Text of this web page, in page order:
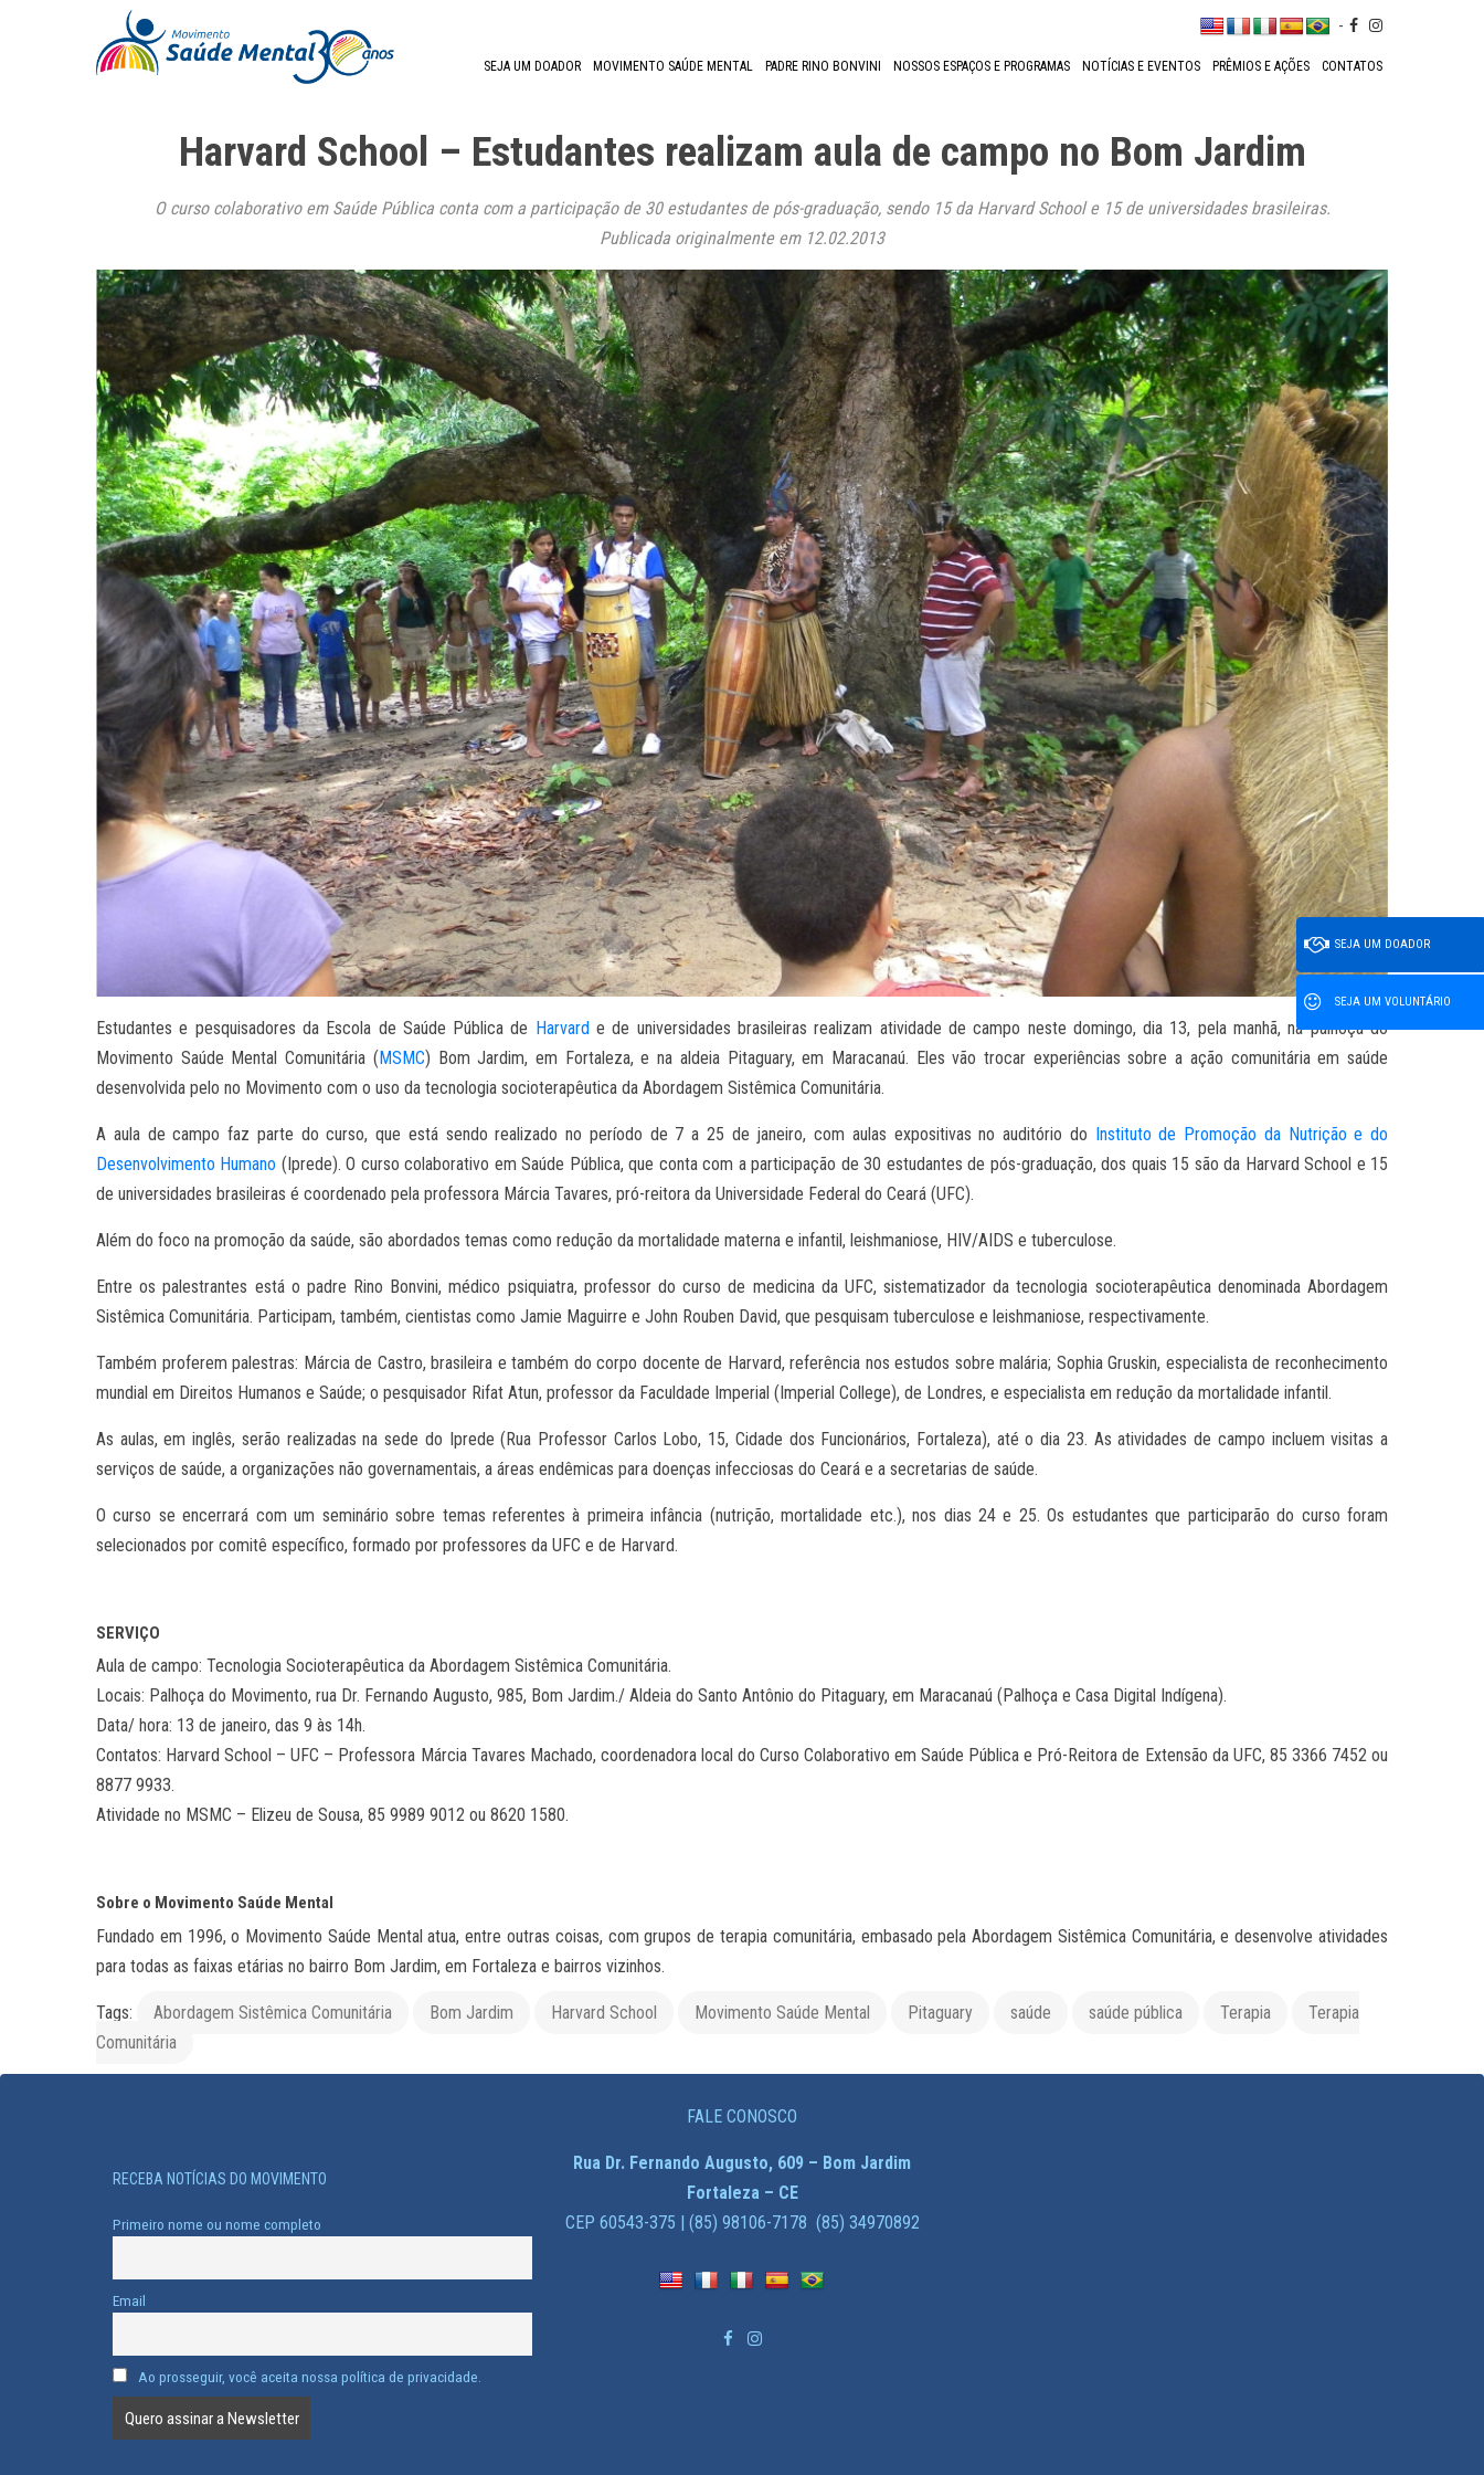
-
SEJA UM DOADOR MOVIMENTO SAÚDE MENTAL PADRE RINO BONVINI NOSSOS ESPAÇOS E PROGRAMAS NOTÍCIAS E EVENTOS PRÊMIOS E AÇÕES CONTATOS
Harvard School – Estudantes realizam aula de campo no Bom Jardim
O curso colaborativo em Saúde Pública conta com a participação de 30 estudantes de pós-graduação, sendo 15 da Harvard School e 15 de universidades brasileiras.
Publicada originalmente em 12.02.2013
Estudantes e pesquisadores da Escola de Saúde Pública de Harvarde de universidades brasileiras realizam atividade de campo neste domingo, dia 13, pela manhã, na palhoça do
Movimento Saúde Mental Comunitária (MSMC) Bom Jardim, em Fortaleza, e na aldeia Pitaguary, em Maracanaú. Eles vão trocar experiências sobre a ação comunitária em saúde
desenvolvida pelo no Movimento com o uso da tecnologia socioterapêutica da Abordagem Sistêmica Comunitária.
A aula de campo faz parte do curso, que está sendo realizado no período de 7 a 25 de janeiro, com aulas expositivas no auditório do Instituto de Promoção da Nutrição e do
Desenvolvimento Humano (Iprede). O curso colaborativo em Saúde Pública, que conta com a participação de 30 estudantes de pós-graduação, dos quais 15 são da Harvard School e 15
de universidades brasileiras é coordenado pela professora Márcia Tavares, pró-reitora da Universidade Federal do Ceará (UFC).
Além do foco na promoção da saúde, são abordados temas como redução da mortalidade materna e infantil, leishmaniose, HIV/AIDS e tuberculose.
Entre os palestrantes está o padre Rino Bonvini, médico psiquiatra, professor do curso de medicina da UFC, sistematizador da tecnologia socioterapêutica denominada Abordagem
Sistêmica Comunitária. Participam, também, cientistas como Jamie Maguirre e John Rouben David, que pesquisam tuberculose e leishmaniose, respectivamente.
Também proferem palestras: Márcia de Castro, brasileira e também do corpo docente de Harvard, referência nos estudos sobre malária; Sophia Gruskin, especialista de reconhecimento
mundial em Direitos Humanos e Saúde; o pesquisador Rifat Atun, professor da Faculdade Imperial (Imperial College), de Londres, e especialista em redução da mortalidade infantil.
As aulas, em inglês, serão realizadas na sede do Iprede (Rua Professor Carlos Lobo, 15, Cidade dos Funcionários, Fortaleza), até o dia 23. As atividades de campo incluem visitas a
serviços de saúde, a organizações não governamentais, a áreas endêmicas para doenças infecciosas do Ceará e a secretarias de saúde.
O curso se encerrará com um seminário sobre temas referentes à primeira infância (nutrição, mortalidade etc.), nos dias 24 e 25. Os estudantes que participarão do curso foram
selecionados por comitê específico, formado por professores da UFC e de Harvard.
SERVIÇO
Aula de campo: Tecnologia Socioterapêutica da Abordagem Sistêmica Comunitária.
Locais: Palhoça do Movimento, rua Dr. Fernando Augusto, 985, Bom Jardim./ Aldeia do Santo Antônio do Pitaguary, em Maracanaú (Palhoça e Casa Digital Indígena).
Data/ hora: 13 de janeiro, das 9 às 14h.
Contatos: Harvard School – UFC – Professora Márcia Tavares Machado, coordenadora local do Curso Colaborativo em Saúde Pública e Pró-Reitora de Extensão da UFC, 85 3366 7452 ou
8877 9933.
Atividade no MSMC – Elizeu de Sousa, 85 9989 9012 ou 8620 1580.
Sobre o Movimento Saúde Mental
Fundado em 1996, o Movimento Saúde Mental atua, entre outras coisas, com grupos de terapia comunitária, embasado pela Abordagem Sistêmica Comunitária, e desenvolve atividades
para todas as faixas etárias no bairro Bom Jardim, em Fortaleza e bairros vizinhos.
Tags: Abordagem Sistêmica Comunitária Bom Jardim Harvard School Movimento Saúde Mental Pitaguary saúde saúde pública Terapia
Terapia
Comunitária
RECEBA NOTÍCIAS DO MOVIMENTO
Primeiro nome ou nome completo
Email
Ao prosseguir, você aceita nossa política de privacidade.
FALE CONOSCO
Rua Dr. Fernando Augusto, 609 – Bom Jardim
Fortaleza – CE
CEP 60543-375 | (85) 98106-7178 (85) 34970892
SEJA UM DOADOR
SEJA UM VOLUNTÁRIO